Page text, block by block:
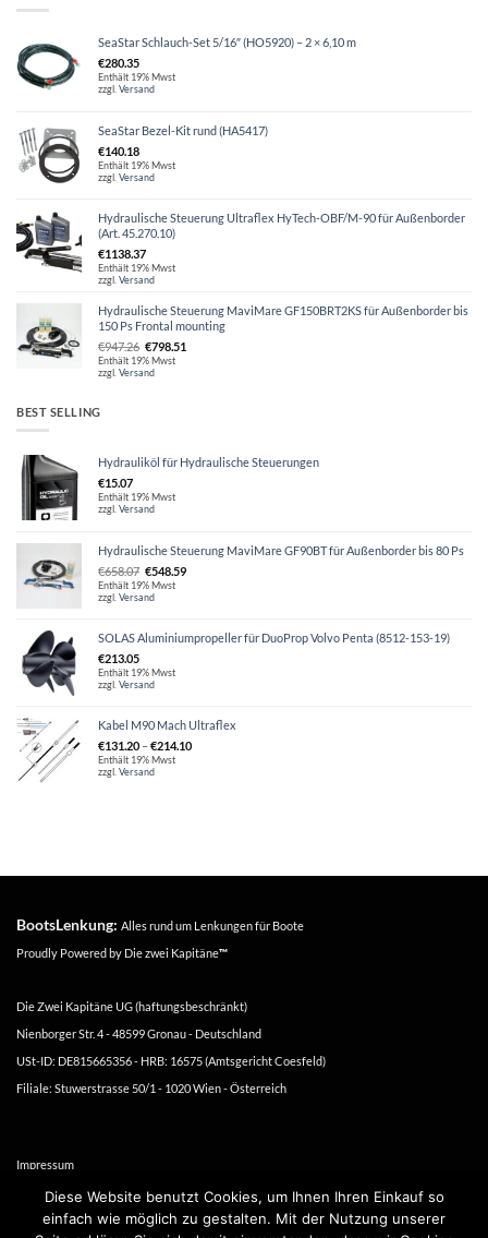
SeaStar Schlauch-Set 5/16″ (HO5920) – 2 × 6,10 m
€280.35
Enthält 19% Mwst
zzgl.Versand
SeaStar Bezel-Kit rund (HA5417)
€140.18
Enthält 19% Mwst
zzgl.Versand
Hydraulische Steuerung Ultraflex HyTech-OBF/M-90 für Außenborder
(Art. 45.270.10)
€1138.37
Enthält 19% Mwst
zzgl.Versand
Hydraulische Steuerung MaviMare GF150BRT2KS für Außenborder bis
150 Ps Frontal mounting
€947.26 Ursprünglicher
Preis
war:
€798.51
Enthält 19% Mwst
zzgl.Versand
BEST SELLING
Hydrauliköl für Hydraulische Steuerungen
€15.07
Enthält 19% Mwst
zzgl. Versand
Hydraulische Steuerung MaviMare GF90BT für Außenborder bis 80 Ps
€658.07 Ursprünglicher
Preis
war:
€548.59Aktueller
Enthält 19% Mwst
zzgl. Versand
SOLAS Aluminiumpropeller für DuoProp Volvo Penta (8512-153-19)
€213.05
Enthält 19% Mwst
zzgl. Versand
Kabel M90 Mach Ultraflex
€131.20 –€214.10Preisspanne:
Enthält 19% Mwst
zzgl. Versand
BootsLenkung: Alles rund um Lenkungen für Boote
Proudly Powered by Die zwei Kapitäne™
Die Zwei Kapitäne UG (haftungsbeschränkt)
Nienborger Str. 4 - 48599 Gronau - Deutschland
USt-ID: DE815665356 - HRB: 16575 (Amtsgericht Coesfeld)
Filiale: Stuwerstrasse 50/1 - 1020 Wien - Österreich
Impressum
Versand- und Zahlungsbedingungen
Datenschutzerklärung
Diese Website benutzt Cookies, um Ihnen Ihren Einkauf so
einfach wie möglich zu gestalten. Mit der Nutzung unserer